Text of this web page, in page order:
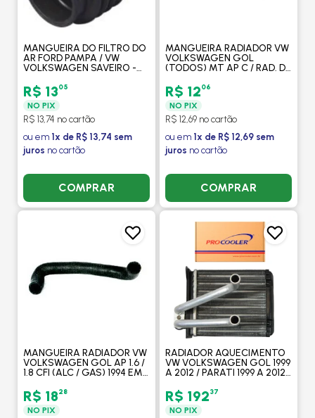
MANGUEIRA DO FILTRO DO
AR FORD PAMPA / VW
VOLKSWAGEN SAVEIRO -
R$ 1305
NO PIX
R$ 13,74 no cartão
ou em 1x de R$ 13,74 sem
juros no cartão
COMPRAR
MANGUEIRA RADIADOR VW
VOLKSWAGEN GOL
(TODOS) MT AP C / RAD. DE
R$ 1206
NO PIX
R$ 12,69 no cartão
ou em 1x de R$ 12,69 sem
juros no cartão
COMPRAR
MANGUEIRA RADIADOR VW
VOLKSWAGEN GOL AP 1.6 /
1.8 CFI (ALC / GAS) 1994 EM
R$ 1828
NO PIX
RADIADOR AQUECIMENTO
VW VOLKSWAGEN GOL 1999
A 2012 / PARATI 1999 A 2012 /
SAVEIRO 2000 A 2012 -
PROCOOLER
R$ 19237
NO PIX